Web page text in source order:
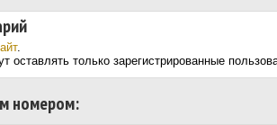
.
оставлять только зарегистрированные
номером: